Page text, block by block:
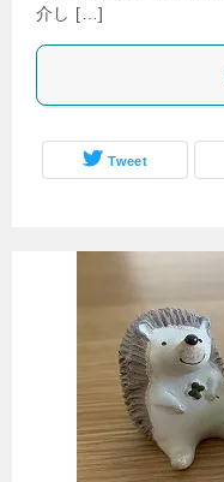
介し […]
Tweet